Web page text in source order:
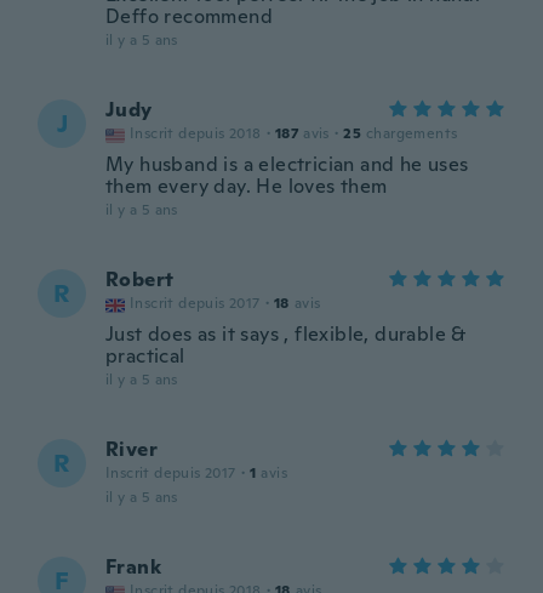
Deffo recommend
il y a 5 ans
J Judy
Inscrit depuis 2018 · 187 avis · 25 chargements
My husband is a electrician and he uses
them every day. He loves them
il y a 5 ans
R Robert
Inscrit depuis 2017 · 18 avis
Just does as it says , flexible, durable &
practical
il y a 5 ans
R River
Inscrit depuis 2017 · 1 avis
il y a 5 ans
F Frank